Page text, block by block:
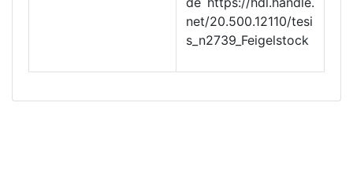
net/20.500.12110/tesi
s_n2739_Feigelstock